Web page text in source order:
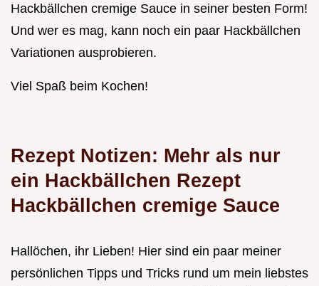
Hackbällchen cremige Sauce in seiner besten Form!
Und wer es mag, kann noch ein paar Hackbällchen
Variationen ausprobieren.
Viel Spaß beim Kochen!
Rezept Notizen: Mehr als nur
ein Hackbällchen Rezept
Hackbällchen cremige Sauce
Hallöchen, ihr Lieben! Hier sind ein paar meiner
persönlichen Tipps und Tricks rund um mein liebstes